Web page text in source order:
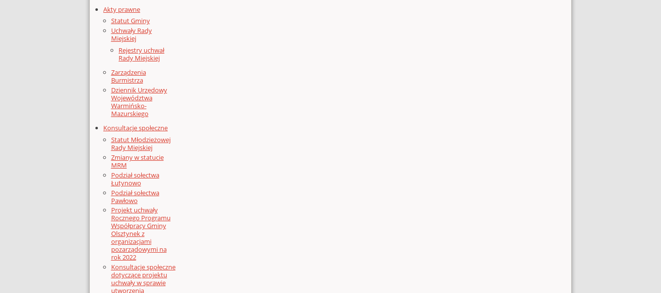
Akty prawne
Statut Gminy
Uchwały Rady
Miejskiej
Rejestry uchwał
Rady Miejskiej
Zarządzenia
Burmistrza
Dziennik Urzędowy
Województwa
Warmińsko-
Mazurskiego
Konsultacje społeczne
Statut Młodzieżowej
Rady Miejskiej
Zmiany w statucie
MRM
Podział sołectwa
Łutynowo
Podział sołectwa
Pawłowo
Projekt uchwały
Rocznego Programu
Współpracy Gminy
Olsztynek z
organizacjami
pozarządowymi na
rok 2022
Konsultacje społeczne
dotyczące projektu
uchwały w sprawie
utworzenia